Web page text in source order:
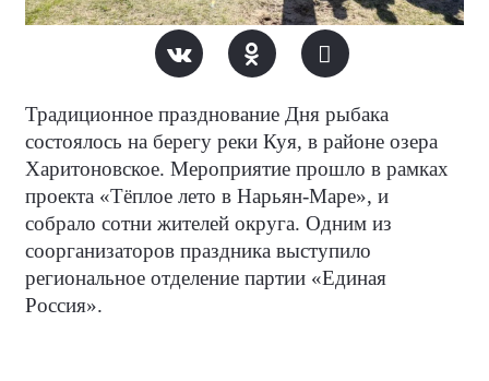
Традиционное празднование Дня рыбака
состоялось на берегу реки Куя, в районе озера
Харитоновское. Мероприятие прошло в рамках
проекта «Тёплое лето в Нарьян-Маре», и
собрало сотни жителей округа. Одним из
соорганизаторов праздника выступило
региональное отделение партии «Единая
Россия».